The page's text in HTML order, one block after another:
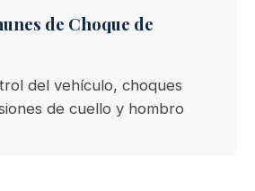
de Choque de
del vehículo, choques
de cuello y hombro